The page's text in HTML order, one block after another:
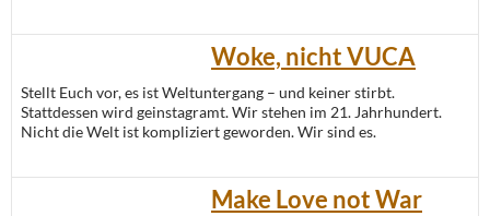
Woke, nicht VUCA
Stellt Euch vor, es ist Weltuntergang – und keiner stirbt.
Stattdessen wird geinstagramt. Wir stehen im 21. Jahrhundert.
Nicht die Welt ist kompliziert geworden. Wir sind es.
Make Love not War